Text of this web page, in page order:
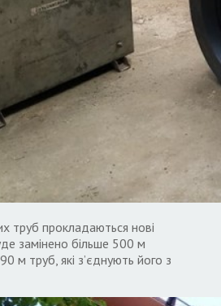
труб прокладаються нові
замінено більше 500 м
м труб, які з’єднують його з